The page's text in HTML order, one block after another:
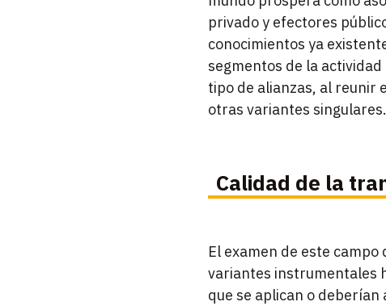
privado y efectores
conocimientos ya
segmentos de la
tipo de alianzas, al reunir
otras variantes singulares.
Calidad de la
El examen de este
variantes instrumentales
que se aplican o